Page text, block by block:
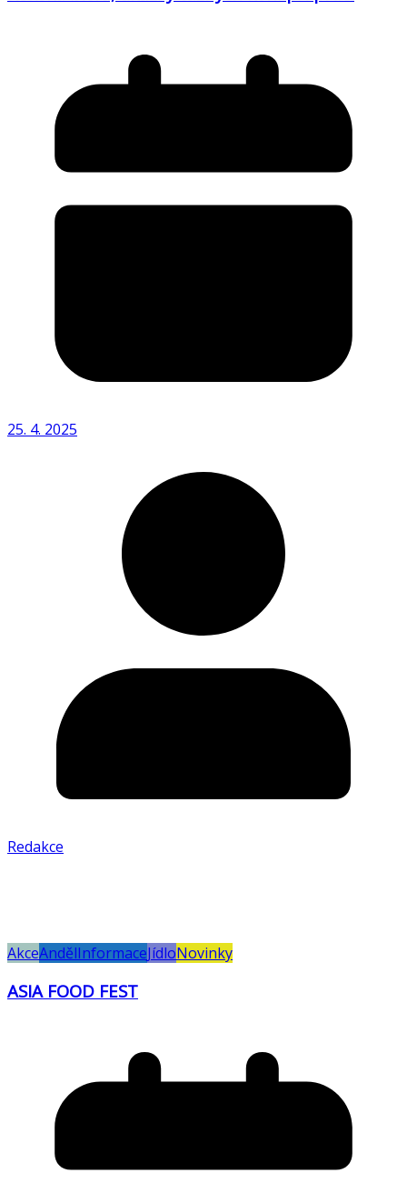
25. 4. 2025
Redakce
AkceAndělInformaceJídloNovinky
ASIA FOOD FEST